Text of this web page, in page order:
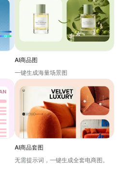
致性。这套方法论确保了无论
强化品牌形象，实现高效的酒
心中建立稳固的认知。
AI商品图
一键生成海量场景图
AI商品套图
无需提示词，一键生成全套电商图。